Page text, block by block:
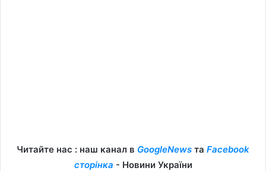
Читайте нас : наш канал в GoogleNews та Facebook
сторінка - Новини України